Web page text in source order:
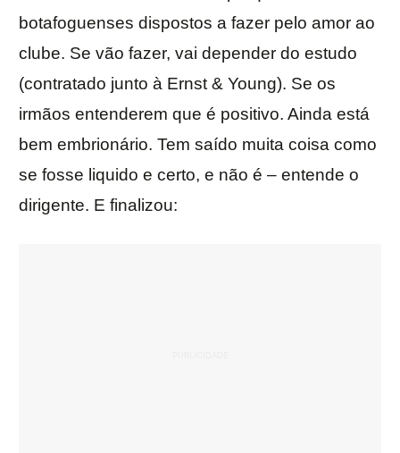
botafoguenses dispostos a fazer pelo amor ao
clube. Se vão fazer, vai depender do estudo
(contratado junto à Ernst & Young). Se os
irmãos entenderem que é positivo. Ainda está
bem embrionário. Tem saído muita coisa como
se fosse liquido e certo, e não é – entende o
dirigente. E finalizou: